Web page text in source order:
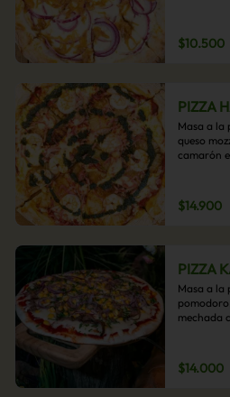
$10.500
PIZZA
Masa a la
queso
camarón
$14.900
PIZZA
Masa a la
mechada
$14.000